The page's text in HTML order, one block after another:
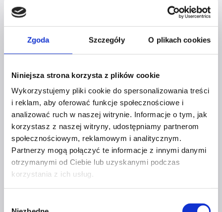
Zgoda Szczegóły O plikach cookies
Niniejsza strona korzysta z plików cookie
Wykorzystujemy pliki cookie do spersonalizowania treści
i reklam, aby oferować funkcje społecznościowe i
analizować ruch w naszej witrynie. Informacje o tym, jak
korzystasz z naszej witryny, udostępniamy partnerom
społecznościowym, reklamowym i analitycznym.
Partnerzy mogą połączyć te informacje z innymi danymi
otrzymanymi od Ciebie lub uzyskanymi podczas
korzystania z ich usług.
CO SIĘ ZMIENI
PO PROGRAMIE?